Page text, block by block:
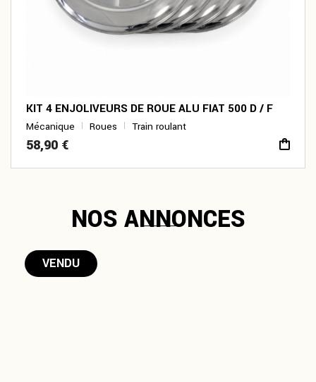
KIT 4 ENJOLIVEURS DE ROUE ALU FIAT 500 D / F
Mécanique Roues Train roulant
58,90 €
NOS ANNONCES
VENDU